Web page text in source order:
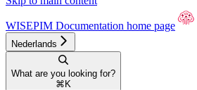
WISEPIM Documentation home page
Nederlands
What are you looking for?
⌘ K